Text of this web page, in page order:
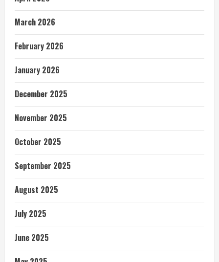
March 2026
February 2026
January 2026
December 2025
November 2025
October 2025
September 2025
August 2025
July 2025
June 2025